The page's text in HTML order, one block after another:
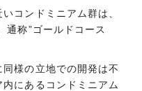
コンドミニアム群は、
通称”ゴールドコース
様の立地での開発は不
にあるコンドミニアム